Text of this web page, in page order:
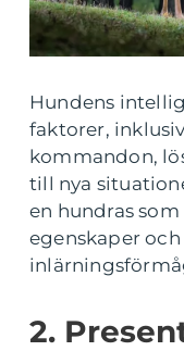
Hundens
faktorer,
kommandon,
till nya
en hundras
egenskaper
2.